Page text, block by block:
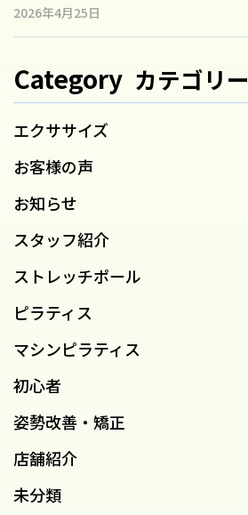
2026年4月25日
Category カテゴリー
エクササイズ
お客様の声
お知らせ
スタッフ紹介
ストレッチポール
ピラティス
マシンピラティス
初心者
姿勢改善・矯正
店舗紹介
未分類